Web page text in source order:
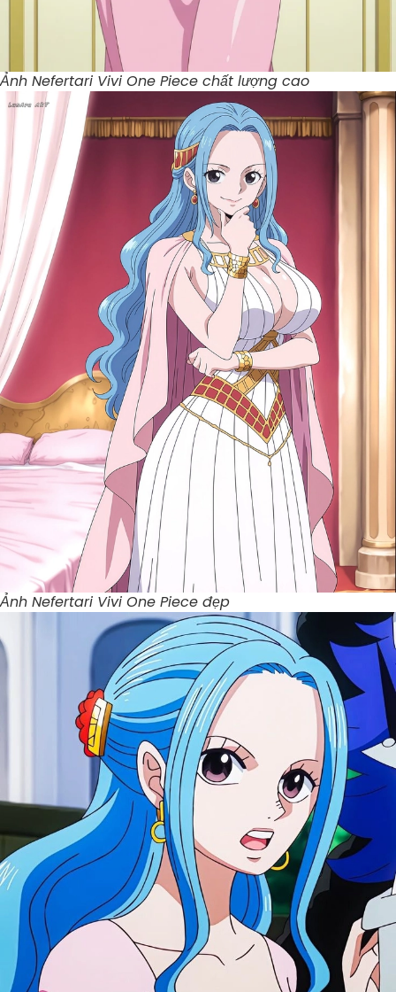
Ảnh Nefertari Vivi One Piece chất lượng cao
Ảnh Nefertari Vivi One Piece đẹp